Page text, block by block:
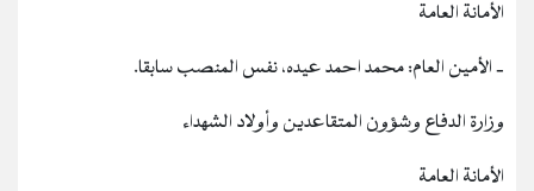
الأمانة العامة
‐ الأمين العام: محمد احمد عيده، نفس المنصب سابقا.
وزارة الدفاع وشؤون المتقاعدين وأولاد الشهداء
الأمانة العامة